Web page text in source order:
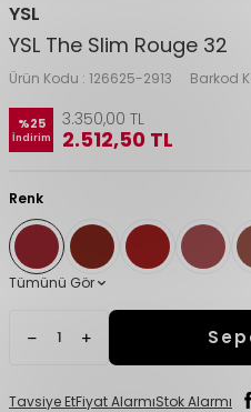
YSL
YSL The Slim Rouge 32
Ürün Kodu : 126625-2913 Barkod
%25
İndirim
3.350,00 TL
2.512,50 TL
Renk
Tümünü Gör
Tavsiye EtFiyat AlarmıStok Alarmı